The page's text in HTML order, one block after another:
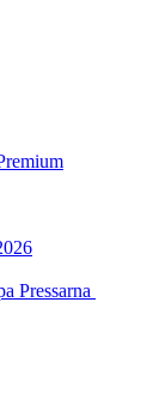
Pressarna